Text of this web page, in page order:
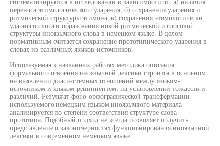
переноса этимологического ударения, б) сохранения ударения и
ритмической структуры этимона, в) сохранения этимологически
ударного слога и образования новой ритмической и слоговой
структуры иноязычного слова в немецком языке. В целом
нормативным считается сохранение прототипического ударения в
словах из различных языков-источников.
Используемая в названных работах методика описания
формального освоения иноязычной лексики строится в основном
на выявлении диаси-стемных отношений между языком-
источником и языком-реципиентом, на установлении тождеств и
различий. Результат фоно-орфографической трансформации
используемого немецким языком иноязычного материала
анализируется по степени соответствия структуре слова-
прототипа. Подобный подход не всегда позволяет получить
представление о закономерностях функционирования иноязычной
лексики в современном немецком языке.